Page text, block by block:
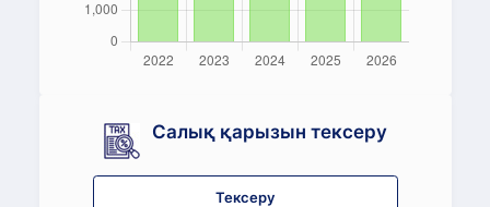
Салық қарызын тексеру
Тексеру